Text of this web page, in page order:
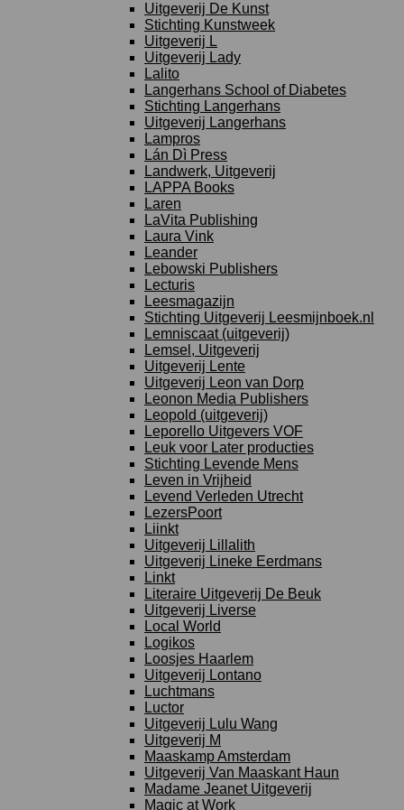
Uitgeverij De Kunst
Stichting Kunstweek
Uitgeverij L
Uitgeverij Lady
Lalito
Langerhans School of Diabetes
Stichting Langerhans
Uitgeverij Langerhans
Lampros
Lán Dì Press
Landwerk, Uitgeverij
LAPPA Books
Laren
LaVita Publishing
Laura Vink
Leander
Lebowski Publishers
Lecturis
Leesmagazijn
Stichting Uitgeverij Leesmijnboek.nl
Lemniscaat (uitgeverij)
Lemsel, Uitgeverij
Uitgeverij Lente
Uitgeverij Leon van Dorp
Leonon Media Publishers
Leopold (uitgeverij)
Leporello Uitgevers VOF
Leuk voor Later producties
Stichting Levende Mens
Leven in Vrijheid
Levend Verleden Utrecht
LezersPoort
Liinkt
Uitgeverij Lillalith
Uitgeverij Lineke Eerdmans
Linkt
Literaire Uitgeverij De Beuk
Uitgeverij Liverse
Local World
Logikos
Loosjes Haarlem
Uitgeverij Lontano
Luchtmans
Luctor
Uitgeverij Lulu Wang
Uitgeverij M
Maaskamp Amsterdam
Uitgeverij Van Maaskant Haun
Madame Jeanet Uitgeverij
Magic at Work